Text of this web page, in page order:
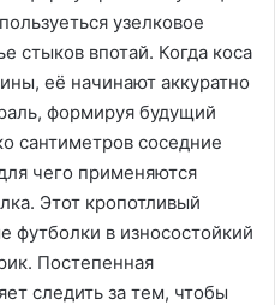
узелковое
стыков впотай. Когда коса
её начинают аккуратно
формируя будущий
сантиметров соседние
чего применяются
Этот кропотливый
футболки в износостойкий
Постепенная
следить за тем, чтобы